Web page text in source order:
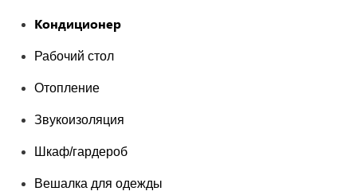
Кондиционер
Рабочий стол
Отопление
Звукоизоляция
Шкаф/гардероб
Вешалка для одежды